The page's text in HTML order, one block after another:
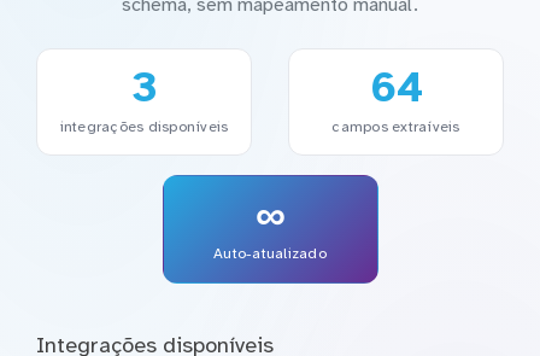
3
integrações disponíveis
64
campos extraíveis
∞
Auto-atualizado
Integrações disponíveis